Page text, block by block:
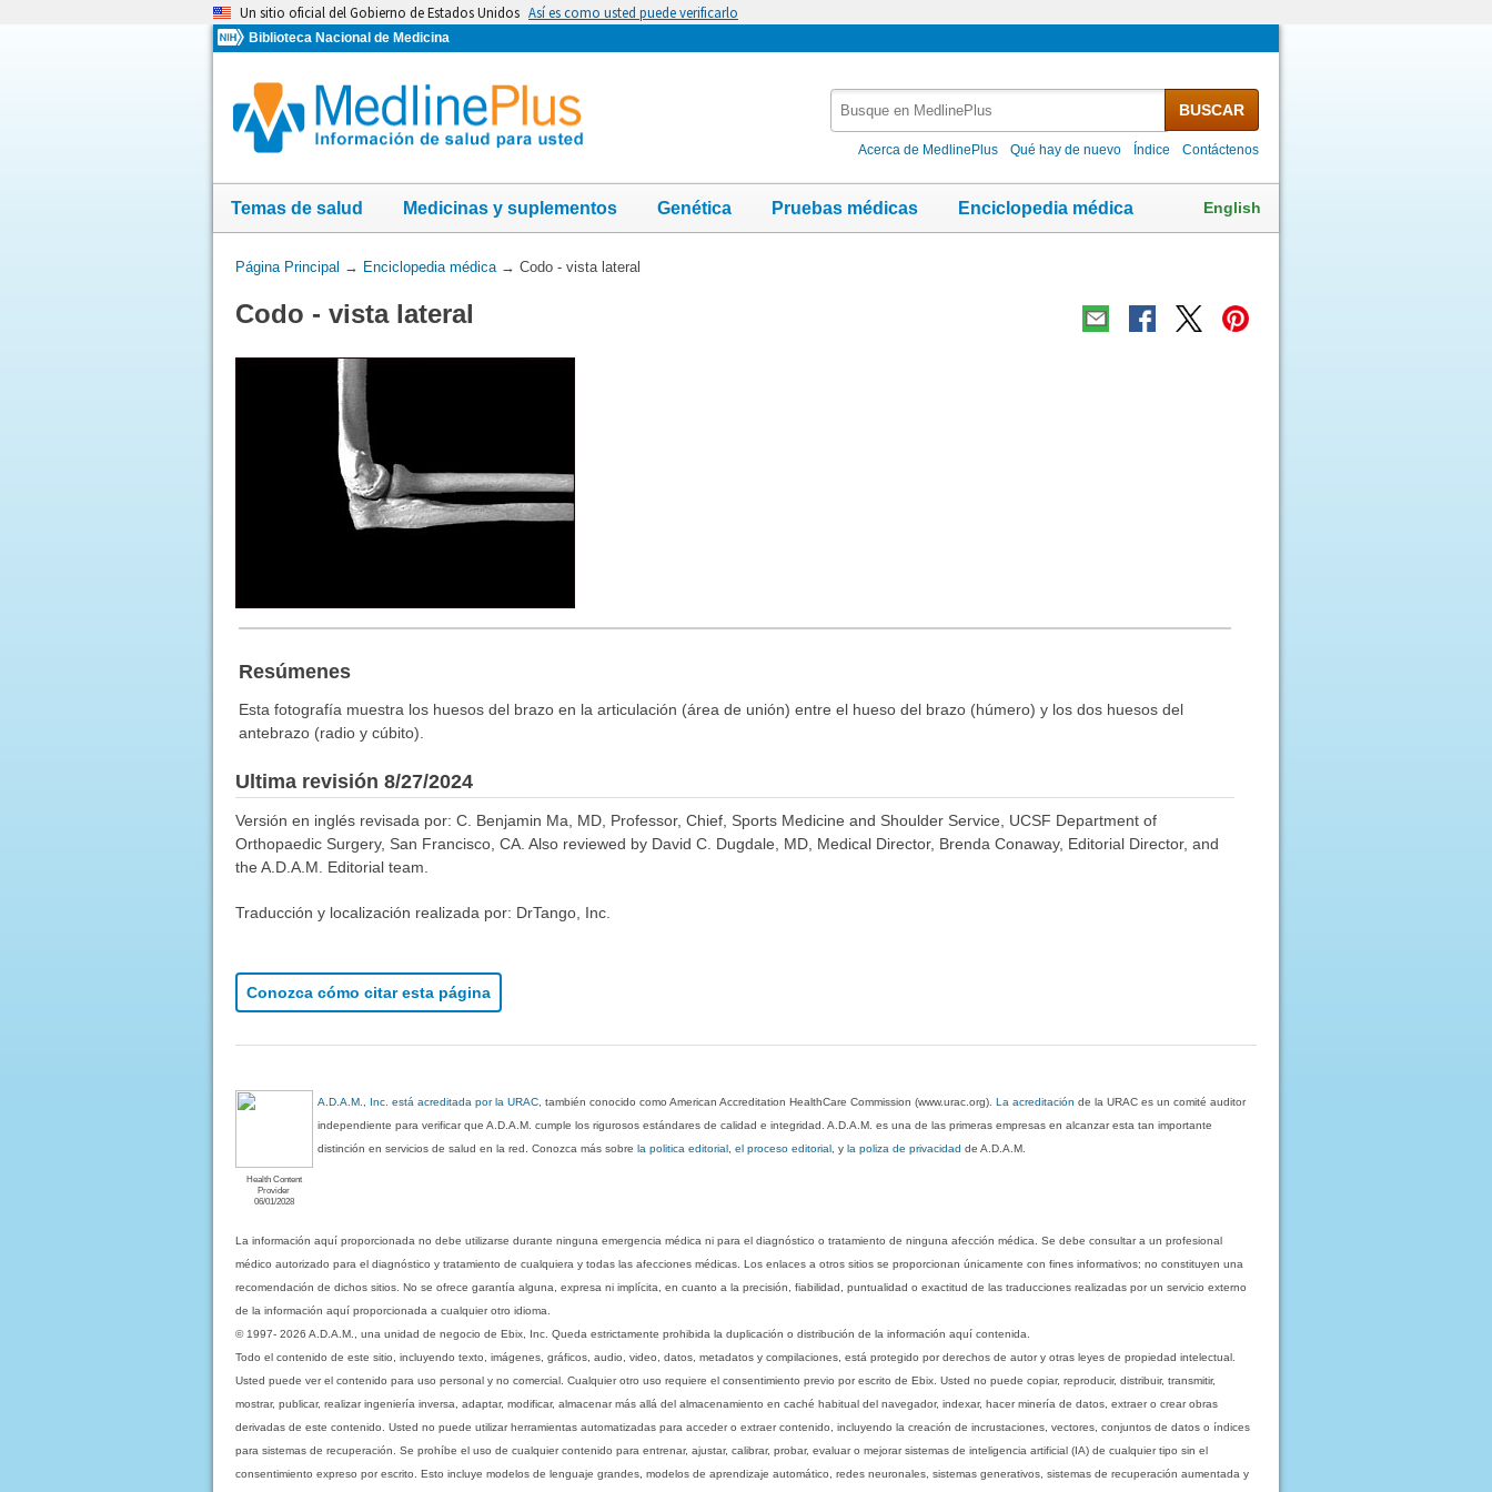
Un sitio oficial del Gobierno de Estados Unidos Así es como usted puede verificarlo
Biblioteca Nacional de Medicina
MedlinePlus
BUSCAR
Acerca de MedlinePlus Qué hay de nuevo Índice Contáctenos
Temas de salud Medicinas y suplementos Genética Pruebas médicas Enciclopedia médica English
Usted
aquí:
Página Principal → Enciclopedia médica→ Codo - vista lateral
Codo - vista lateral
Resúmenes
Esta fotografía muestra los huesos del brazo en la articulación (área de unión) entre el hueso del brazo (húmero) y los dos huesos del
antebrazo (radio y cúbito).
Ultima revisión 8/27/2024
Versión en inglés revisada por: C. Benjamin Ma, MD, Professor, Chief, Sports Medicine and Shoulder Service, UCSF Department of
Orthopaedic Surgery, San Francisco, CA. Also reviewed by David C. Dugdale, MD, Medical Director, Brenda Conaway, Editorial Director, and
the A.D.A.M. Editorial team.
Traducción y localización realizada por: DrTango, Inc.
Conozca cómo citar esta página
Health Content
Provider
06/01/2028
A.D.A.M., Inc. está acreditada por la URAC , también conocido como American Accreditation HealthCare Commission (www.urac.org).La acreditación de la URAC es un comité auditor
independiente para verificar que A.D.A.M. cumple los rigurosos estándares de calidad e integridad. A.D.A.M. es una de las primeras empresas en alcanzar esta tan importante
distinción en servicios de salud en la red. Conozca más sobrela politica editorial, el proceso editorial , yla poliza de privacidad de A.D.A.M.
La información aquí proporcionada no debe utilizarse durante ninguna emergencia médica ni para el diagnóstico o tratamiento de ninguna afección médica. Se debe consultar a un profesional
médico autorizado para el diagnóstico y tratamiento de cualquiera y todas las afecciones médicas. Los enlaces a otros sitios se proporcionan únicamente con fines informativos; no constituyen una
recomendación de dichos sitios. No se ofrece garantía alguna, expresa ni implícita, en cuanto a la precisión, fiabilidad, puntualidad o exactitud de las traducciones realizadas por un servicio externo
de la información aquí proporcionada a cualquier otro idioma.
© 1997- 2026 A.D.A.M., una unidad de negocio de Ebix, Inc. Queda estrictamente prohibida la duplicación o distribución de la información aquí contenida.
Todo el contenido de este sitio, incluyendo texto, imágenes, gráficos, audio, video, datos, metadatos y compilaciones, está protegido por derechos de autor y otras leyes de propiedad intelectual.
Usted puede ver el contenido para uso personal y no comercial. Cualquier otro uso requiere el consentimiento previo por escrito de Ebix. Usted no puede copiar, reproducir, distribuir, transmitir,
mostrar, publicar, realizar ingeniería inversa, adaptar, modificar, almacenar más allá del almacenamiento en caché habitual del navegador, indexar, hacer minería de datos, extraer o crear obras
derivadas de este contenido. Usted no puede utilizar herramientas automatizadas para acceder o extraer contenido, incluyendo la creación de incrustaciones, vectores, conjuntos de datos o índices
para sistemas de recuperación. Se prohíbe el uso de cualquier contenido para entrenar, ajustar, calibrar, probar, evaluar o mejorar sistemas de inteligencia artificial (IA) de cualquier tipo sin el
consentimiento expreso por escrito. Esto incluye modelos de lenguaje grandes, modelos de aprendizaje automático, redes neuronales, sistemas generativos, sistemas de recuperación aumentada y